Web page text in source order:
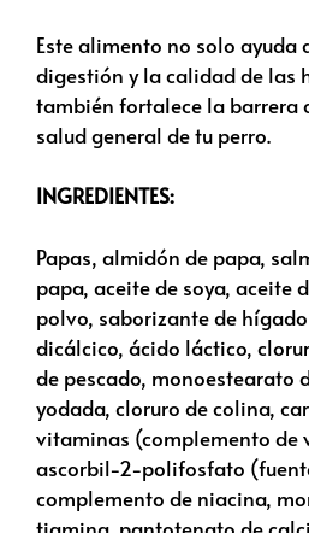
Este alimento no solo ayuda
digestión y la calidad de las
también fortalece la barrera
salud general de tu perro.
INGREDIENTES:
Papas, almidón de papa,
papa, aceite de soya, aceite
polvo, saborizante de
dicálcico, ácido láctico,
de pescado, monoestearato
yodada, cloruro de colina,
vitaminas (complemento de
ascorbil-2-polifosfato
complemento de niacina,